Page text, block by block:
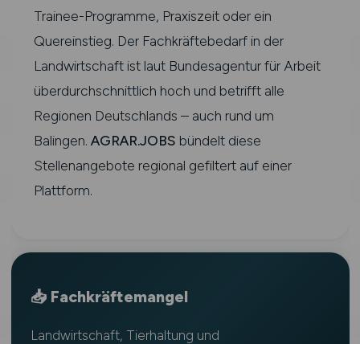
Trainee-Programme, Praxiszeit oder ein
Quereinstieg. Der Fachkräftebedarf in der
Landwirtschaft ist laut Bundesagentur für Arbeit
überdurchschnittlich hoch und betrifft alle
Regionen Deutschlands – auch rund um
Balingen. AGRAR.JOBS bündelt diese
Stellenangebote regional gefiltert auf einer
Plattform.
📥 Fachkräftemangel
Landwirtschaft, Tierhaltung und